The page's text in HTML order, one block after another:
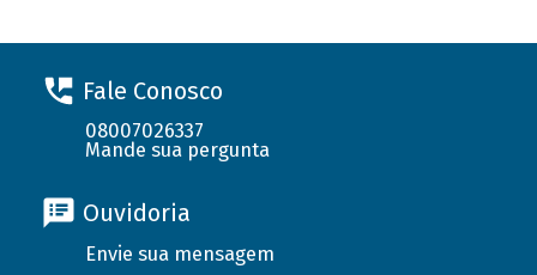
Fale Conosco
08007026337
Mande sua pergunta
Ouvidoria
Envie sua mensagem